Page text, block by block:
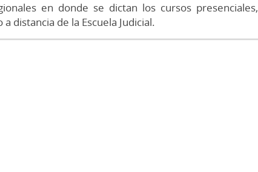
en donde se dictan los cursos presenciales,
distancia de la Escuela Judicial.